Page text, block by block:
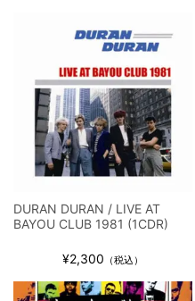
リアム・ギャラガー / 2024年6
*NEW RELEASE (最新約3ヶ月)
メガデス / 2023年8月4日 ドイ
*NEW RELEASE (最新約3ヶ月)
ユーライア・ヒープ / 2023年8
全収録！
*NEW RELEASE (最新約3ヶ月)
ジャーニー / 1979年5月8+9日
DURAN DURAN / LIVE AT
BAYOU CLUB 1981 (1CDR)
¥2,300 （税込）